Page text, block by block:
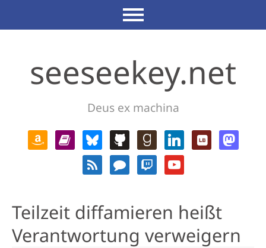
seeseekey.net
Deus ex machina
Teilzeit diffamieren heißt
Verantwortung verweigern